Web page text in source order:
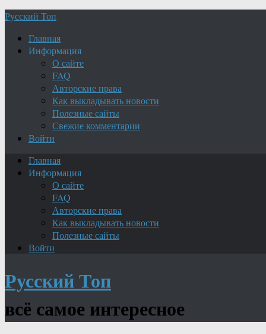
Русский Топ
Главная
Информация
О сайте
FAQ
Авторские права
Как выкладывать новости
Полезные сайты
Свежие комментарии
Войти
Главная
Информация
О сайте
FAQ
Авторские права
Как выкладывать новости
Полезные сайты
Войти
Русский Топ
всё самое интересное